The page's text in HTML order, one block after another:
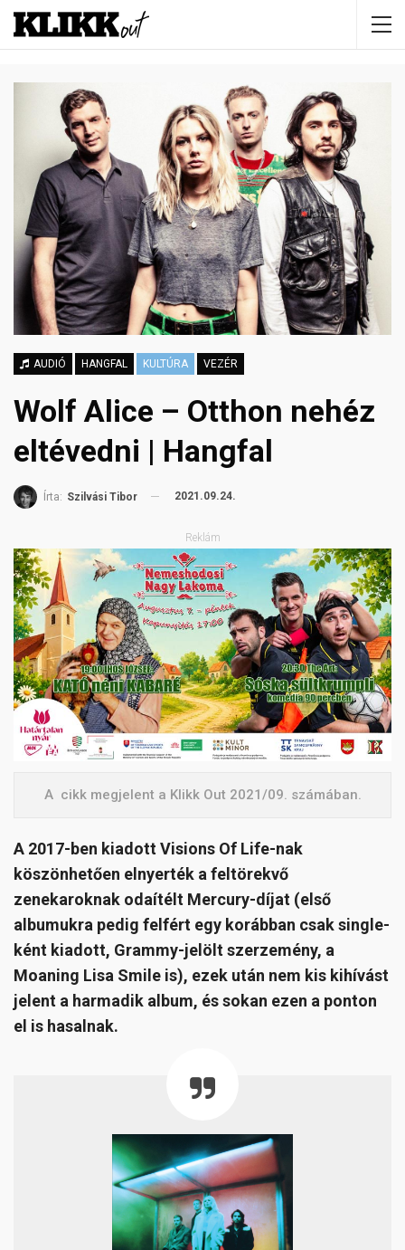
AUDIÓ HANGFAL KULTÚRA VEZÉR
Wolf Alice – Otthon nehéz
eltévedni | Hangfal
Írta: Szilvási Tibor 2021.09.24.
Reklám
A cikk megjelent a Klikk Out 2021/09. számában.
A 2017-ben kiadott Visions Of Life-nak
köszönhetően elnyerték a feltörekvő
zenekaroknak odaítélt Mercury-díjat (első
albumukra pedig felfért egy korábban csak single-
ként kiadott, Grammy-jelölt szerzemény, a
Moaning Lisa Smile is), ezek után nem kis kihívást
jelent a harmadik album, és sokan ezen a ponton
el is hasalnak.